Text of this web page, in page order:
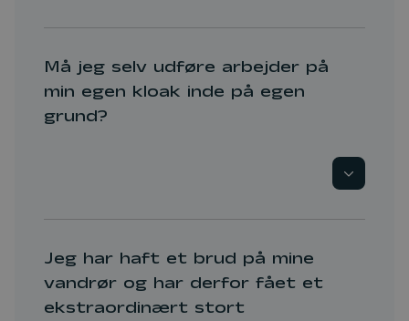
skellet mellem den private kloak og den
offentlige kloak fastlægges
Må jeg selv udføre arbejder på
min egen kloak inde på egen
grund?
Du må ikke udføre arbejde på den del af
offentlige kloak. Dette skal altid udføres af
en autoriseret kloakmester. Derimod må du
gerne udføre arbejder på de
afløbsledninger, som afleder regnvand til
Jeg har haft et brud på mine
vandrør og har derfor fået et
ekstraordinært stort